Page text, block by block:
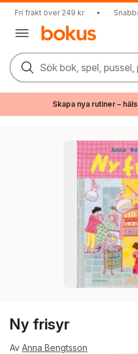
Fri frakt över 249 kr •
Sök bok, spel, pussel,
Skapa nya rutiner –
Ny frisyr
Av Anna Bengtsson